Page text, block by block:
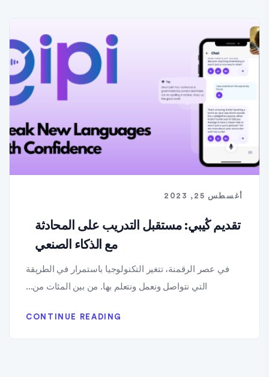
أغسطس 25, 2023
تقديم ڭيبي: مستقبل التدريب على المحادثة
مع الذكاء الصنعي
في عصر الرقمنة، تتغير التكنولوجيا باستمرار في الطريقة
التي نتواصل ونعمل ونتعلم بها. من بين المئات من...
CONTINUE READING